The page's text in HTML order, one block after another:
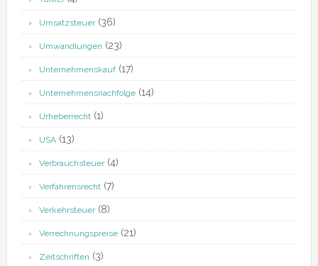
Umsatzsteuer(36)
Umwandlungen (23)
Unternehmenskauf(17)
Unternehmensnachfolge(14)
Urheberrecht(1)
USA(13)
Verbrauchsteuer(4)
Verfahrensrecht(7)
Verkehrsteuer(8)
Verrechnungspreise(21)
Zeitschriften (3)